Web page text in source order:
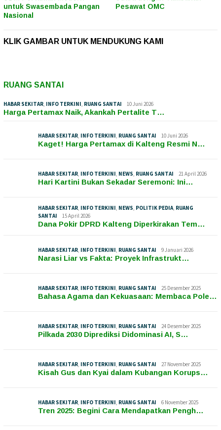
untuk Swasembada Pangan
Nasional
Pesawat OMC
KLIK GAMBAR UNTUK MENDUKUNG KAMI
RUANG SANTAI
HABAR SEKITAR, INFO TERKINI, RUANG SANTAI 10 Juni 2026
Harga Pertamax Naik, Akankah Pertalite T…
HABAR SEKITAR, INFO TERKINI, RUANG SANTAI 10 Juni 2026
Kaget! Harga Pertamax di Kalteng Resmi N…
HABAR SEKITAR, INFO TERKINI, NEWS, RUANG SANTAI 21 April 2026
Hari Kartini Bukan Sekadar Seremoni: Ini…
HABAR SEKITAR, INFO TERKINI, NEWS, POLITIK PEDIA, RUANG
SANTAI
15 April 2026
Dana Pokir DPRD Kalteng Diperkirakan Tem…
HABAR SEKITAR, INFO TERKINI, RUANG SANTAI 9 Januari 2026
Narasi Liar vs Fakta: Proyek Infrastrukt…
HABAR SEKITAR, INFO TERKINI, RUANG SANTAI 25 Desember 2025
Bahasa Agama dan Kekuasaan: Membaca Pole…
HABAR SEKITAR, INFO TERKINI, RUANG SANTAI 24 Desember 2025
Pilkada 2030 Diprediksi Didominasi AI, S…
HABAR SEKITAR, INFO TERKINI, RUANG SANTAI 27 November 2025
Kisah Gus dan Kyai dalam Kubangan Korups…
HABAR SEKITAR, INFO TERKINI, RUANG SANTAI 6 November 2025
Tren 2025: Begini Cara Mendapatkan Pengh…